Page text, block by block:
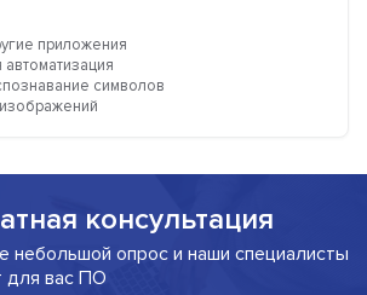
приложения
символов
консультация
небольшой опрос и наши специалисты
для вас ПО